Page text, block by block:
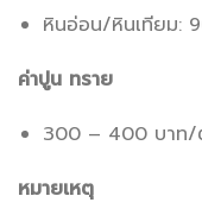
หินอ่อน/หินเทียม:
ค่าปูน ทราย
300 – 400 บาท/
หมายเหตุ